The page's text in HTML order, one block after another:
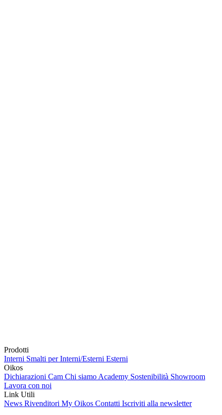
Prodotti
Interni Smalti per Interni/Esterni Esterni
Oikos
Dichiarazioni Cam Chi siamo Academy Sostenibilità Showroom
Lavora con noi
Link Utili
News Rivenditori My Oikos Contatti Iscriviti alla newsletter